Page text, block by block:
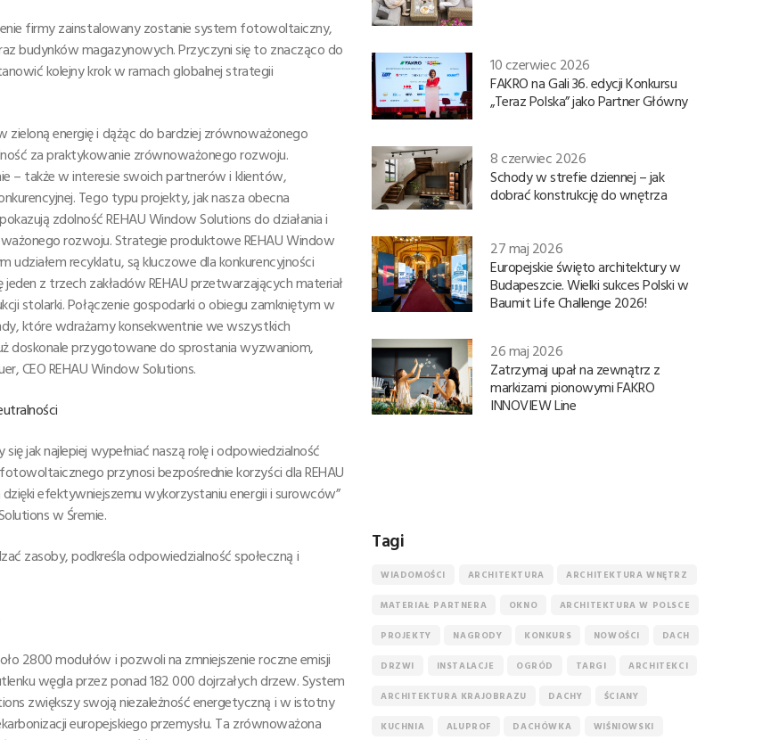
firmy zainstalowany zostanie system fotowoltaiczny,
budynków magazynowych. Przyczyni się to znacząco do
kolejny krok w ramach globalnej strategii
zieloną energię i dążąc do bardziej zrównoważonego
za praktykowanie zrównoważonego rozwoju.
– także w interesie swoich partnerów i klientów,
Tego typu projekty, jak nasza obecna
zdolność REHAU Window Solutions do działania i
rozwoju. Strategie produktowe REHAU Window
recyklatu, są kluczowe dla konkurencyjności
z trzech zakładów REHAU przetwarzających materiał
stolarki. Połączenie gospodarki o obiegu zamkniętym w
które wdrażamy konsekwentnie we wszystkich
doskonale przygotowane do sprostania wyzwaniom,
CEO REHAU Window Solutions.
jak najlepiej wypełniać naszą rolę i odpowiedzialność
przynosi bezpośrednie korzyści dla REHAU
efektywniejszemu wykorzystaniu energii i surowców”
w Śremie.
zasoby, podkreśla odpowiedzialność społeczną i
2800 modułów i pozwoli na zmniejszenie roczne emisji
węgla przez ponad 182 000 dojrzałych drzew. System
zwiększy swoją niezależność energetyczną i w istotny
europejskiego przemysłu. Ta zrównoważona
10 czerwiec 2026
FAKRO na Gali 36. edycji Konkursu
„Teraz Polska” jako Partner Główny
8 czerwiec 2026
Schody w strefie dziennej – jak
dobrać konstrukcję do wnętrza
27 maj 2026
Europejskie święto architektury w
Budapeszcie. Wielki sukces Polski w
Baumit Life Challenge 2026!
26 maj 2026
Zatrzymaj upał na zewnątrz z
markizami pionowymi FAKRO
INNOVIEW Line
Tagi
WIADOMOŚCI ARCHITEKTURA ARCHITEKTURA WNĘTRZ
MATERIAŁ PARTNERA OKNO ARCHITEKTURA W POLSCE
PROJEKTY NAGRODY KONKURS NOWOŚCI DACH
DRZWI INSTALACJE OGRÓD TARGI ARCHITEKCI
ARCHITEKTURA KRAJOBRAZU DACHY ŚCIANY
KUCHNIA ALUPROF DACHÓWKA WIŚNIOWSKI